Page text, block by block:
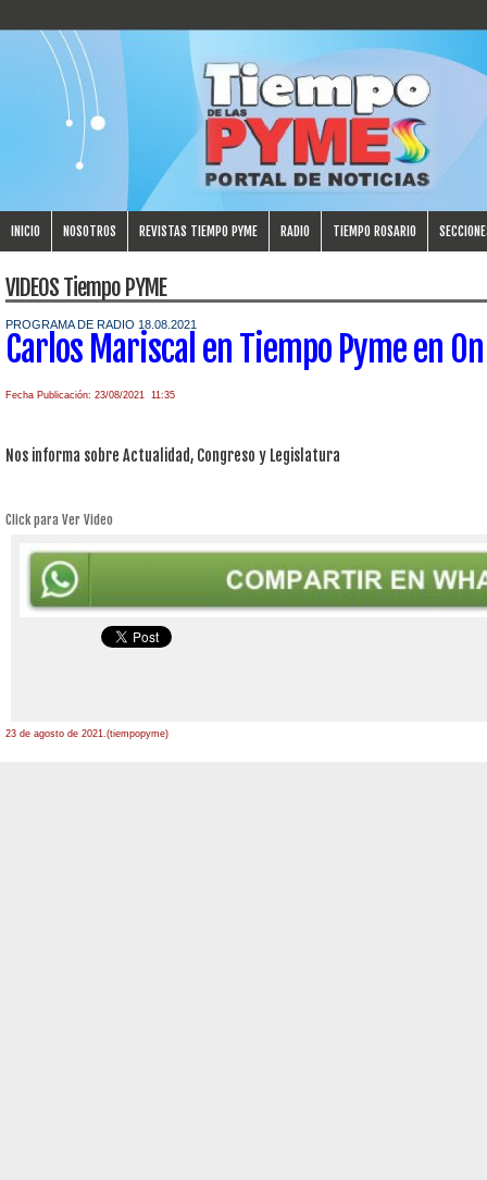
INICIO NOSOTROS REVISTAS TIEMPO PYME RADIO TIEMPO ROSARIO
VIDEOS Tiempo PYME
PROGRAMA DE RADIO 18.08.2021
Carlos Mariscal en Tiempo Pyme en On
Fecha Publicación: 23/08/2021 11:35
Nos informa sobre Actualidad, Congreso y Legislatura
Click para Ver Video
23 de agosto de 2021.(tiempopyme)